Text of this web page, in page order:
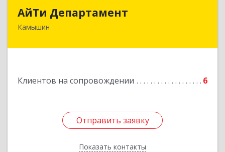
АйТи Департамент
Камышин
Клиентов на сопровождении 6
Отправить заявку
Показать контакты
Отправить заявку
Назад